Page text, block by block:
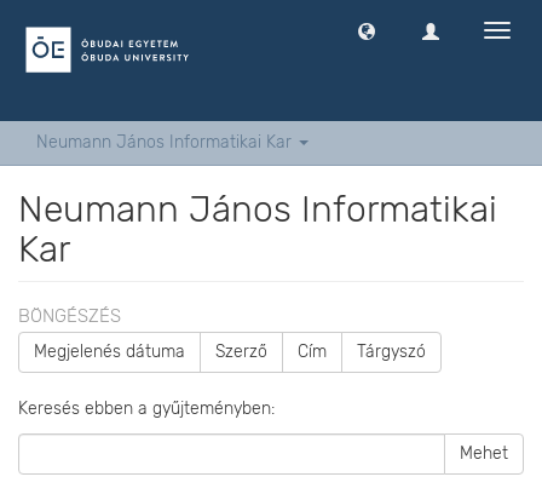
Neumann János Informatikai Kar
Neumann János Informatikai
Kar
BÖNGÉSZÉS
Megjelenés dátuma Szerző Cím Tárgyszó
Keresés ebben a gyűjteményben:
Mehet